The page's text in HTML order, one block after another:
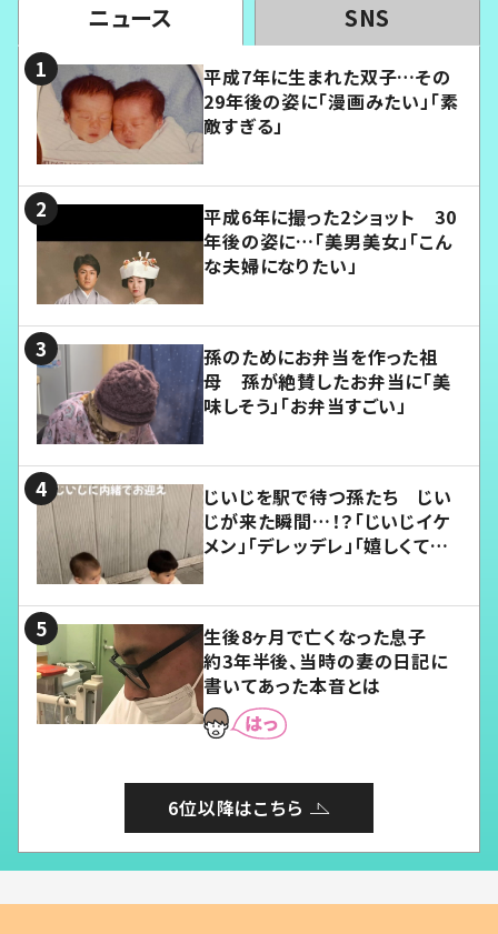
ニュース SNS
平成7年に生まれた双子…その
29年後の姿に「漫画みたい」「素
敵すぎる」
平成6年に撮った2ショット 30
年後の姿に…「美男美女」「こん
な夫婦になりたい」
孫のためにお弁当を作った祖
母 孫が絶賛したお弁当に「美
味しそう」「お弁当すごい」
じいじを駅で待つ孫たち じい
じが来た瞬間…！？「じいじイケ
メン」「デレッデレ」「嬉しくて可
生後8ヶ月で亡くなった息子
約3年半後、当時の妻の日記に
書いてあった本音とは
6位以降はこちら